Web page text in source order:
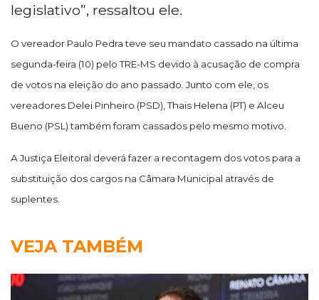
legislativo”, ressaltou ele.
O vereador Paulo Pedra teve seu mandato cassado na última
segunda-feira (10) pelo TRE-MS devido à acusação de compra
de votos na eleição do ano passado. Junto com ele, os
vereadores Delei Pinheiro (PSD), Thais Helena (PT) e Alceu
Bueno (PSL) também foram cassados pelo mesmo motivo.
A Justiça Eleitoral deverá fazer a recontagem dos votos para a
substituição dos cargos na Câmara Municipal através de
suplentes.
VEJA TAMBÉM